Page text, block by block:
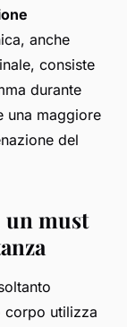
anche
consiste
durante
una maggiore
del
must
corpo utilizza